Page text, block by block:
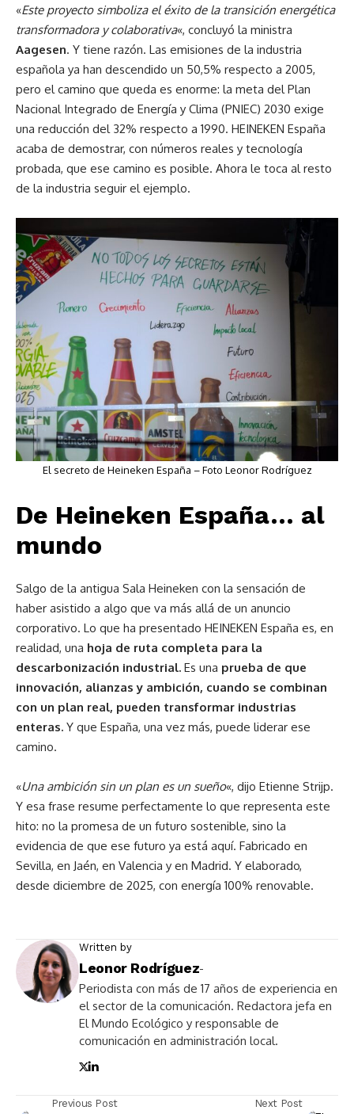
«Este proyecto simboliza el éxito de la transición energética
transformadora y colaborativa«, concluyó la ministra
Aagesen. Y tiene razón. Las emisiones de la industria
española ya han descendido un 50,5% respecto a 2005,
pero el camino que queda es enorme: la meta del Plan
Nacional Integrado de Energía y Clima (PNIEC) 2030 exige
una reducción del 32% respecto a 1990. HEINEKEN España
acaba de demostrar, con números reales y tecnología
probada, que ese camino es posible. Ahora le toca al resto
de la industria seguir el ejemplo.
El secreto de Heineken España – Foto Leonor Rodríguez
De Heineken España… al
mundo
Salgo de la antigua Sala Heineken con la sensación de
haber asistido a algo que va más allá de un anuncio
corporativo. Lo que ha presentado HEINEKEN España es, en
realidad, una hoja de ruta completa para la
descarbonización industrial. Es una prueba de que
innovación, alianzas y ambición, cuando se combinan
con un plan real, pueden transformar industrias
enteras. Y que España, una vez más, puede liderar ese
camino.
«Una ambición sin un plan es un sueño«, dijo Etienne Strijp.
Y esa frase resume perfectamente lo que representa este
hito: no la promesa de un futuro sostenible, sino la
evidencia de que ese futuro ya está aquí. Fabricado en
Sevilla, en Jaén, en Valencia y en Madrid. Y elaborado,
desde diciembre de 2025, con energía 100% renovable.
Written by
Leonor Rodríguez-
Periodista con más de 17 años de experiencia en
el sector de la comunicación. Redactora jefa en
El Mundo Ecológico y responsable de
comunicación en administración local.
Previous Post Next Post